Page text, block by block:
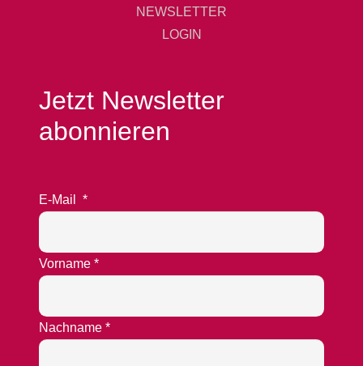
NEWSLETTER
LOGIN
Jetzt Newsletter
abonnieren
E-Mail *
Vorname *
Nachname *